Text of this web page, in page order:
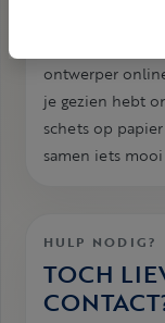
Je kan een
ontwerper
je gezien hebt
schets op
samen iets
HULP NODIG?
TOCH